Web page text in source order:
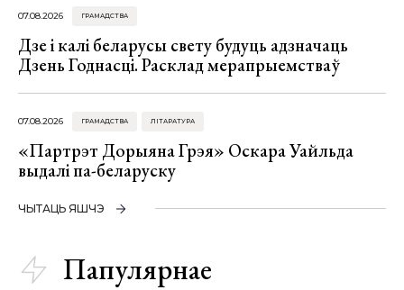
07.08.2026 ГРАМАДСТВА
Дзе і калі беларусы свету будуць адзначаць
Дзень Годнасці. Расклад мерапрыемстваў
07.08.2026 ГРАМАДСТВА ЛІТАРАТУРА
«Партрэт Дорыяна Грэя» Оскара Уайльда
выдалі па-беларуску
ЧЫТАЦЬ ЯШЧЭ
Папулярнае